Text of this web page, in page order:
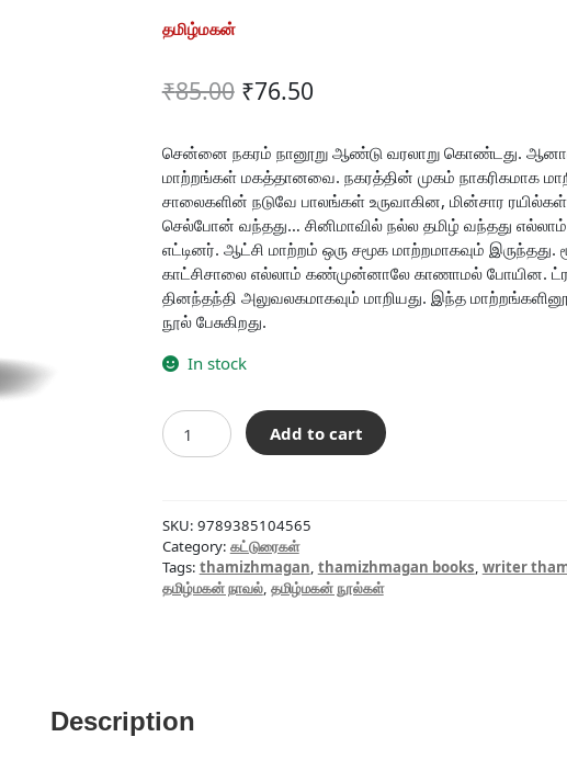
தமிழ்மகன்
₹85.00 Original
was:
₹85.00.
₹76.50Current
is:
₹76.50.
சென்னை நகரம் நானூறு ஆண்டு வரலாறு கொண்டது.
மாற்றங்கள் மகத்தானவை. நகரத்தின் முகம் நாகரிகமாக
சாலைகளின் நடுவே பாலங்கள் உருவாகின, மின்சார
செல்போன் வந்தது… சினிமாவில் நல்ல தமிழ் வந்தது எல்லாம்
எட்டினர். ஆட்சி மாற்றம் ஒரு சமூக மாற்றமாகவும்
காட்சிசாலை எல்லாம் கண்முன்னாலே காணாமல் போயின.
தினந்தந்தி அலுவலகமாகவும் மாறியது. இந்த
நூல் பேசுகிறது.
In stock
மெட்ராஸ்
நல்ல
Add to cart
SKU: 9789385104565
Category: கட்டுரைகள்
Tags: thamizhmagan, thamizhmagan books, writer
தமிழ்மகன் நாவல், தமிழ்மகன் நூல்கள்
Description